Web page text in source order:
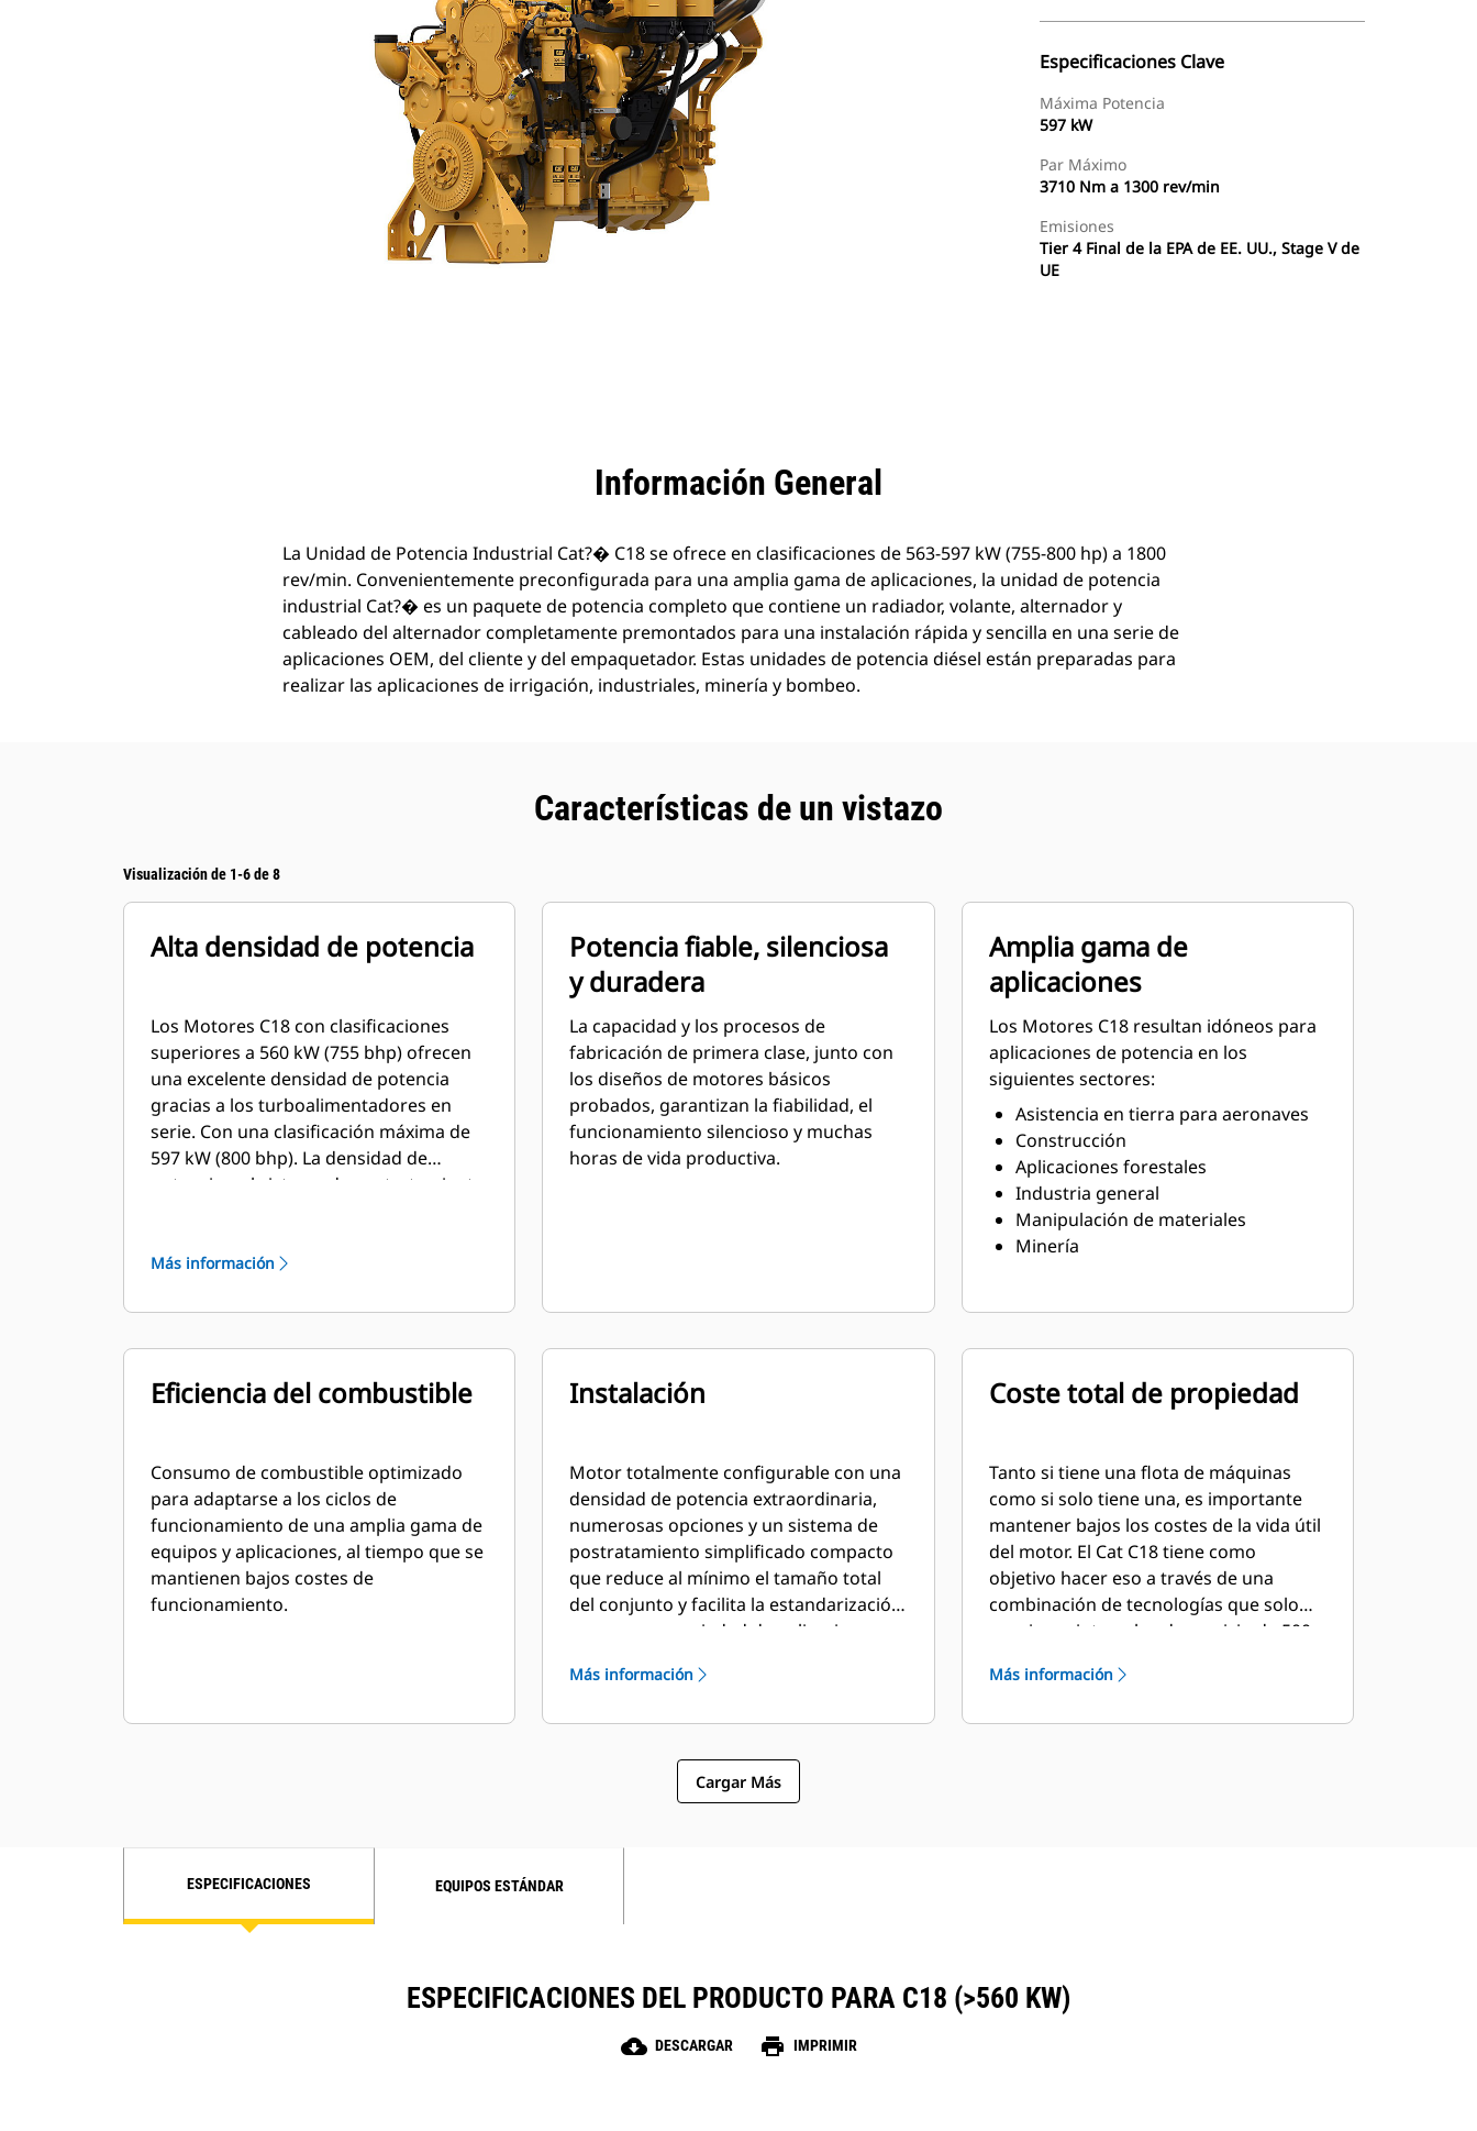
Especificaciones Clave
Máxima Potencia
597 kW
Par Máximo
3710 Nm a 1300 rev/min
Emisiones
Tier 4 Final de la EPA de EE. UU., Stage V de
UE
Información General
La Unidad de Potencia Industrial Cat?� C18 se ofrece en clasificaciones de 563-597 kW (755-800 hp) a 1800
rev/min. Convenientemente preconfigurada para una amplia gama de aplicaciones, la unidad de potencia
industrial Cat?� es un paquete de potencia completo que contiene un radiador, volante, alternador y
cableado del alternador completamente premontados para una instalación rápida y sencilla en una serie de
aplicaciones OEM, del cliente y del empaquetador. Estas unidades de potencia diésel están preparadas para
realizar las aplicaciones de irrigación, industriales, minería y bombeo.
Características de un vistazo
Visualización de 1-6 de 8
Alta densidad de potencia
Los Motores C18 con clasificaciones
superiores a 560 kW (755 bhp) ofrecen
una excelente densidad de potencia
gracias a los turboalimentadores en
serie. Con una clasificación máxima de
597 kW (800 bhp). La densidad de
potencia y el sistema de postratamiento
numerosas aplicaciones, además de
de mantenimiento y de los costes de
operación.
Más información
Potencia fiable, silenciosa
y duradera
La capacidad y los procesos de
fabricación de primera clase, junto con
los diseños de motores básicos
probados, garantizan la fiabilidad, el
funcionamiento silencioso y muchas
horas de vida productiva.
Amplia gama de
aplicaciones
Los Motores C18 resultan idóneos para
aplicaciones de potencia en los
siguientes sectores:
Asistencia en tierra para aeronaves
Construcción
Aplicaciones forestales
Industria general
Manipulación de materiales
Minería
Eficiencia del combustible
Consumo de combustible optimizado
para adaptarse a los ciclos de
funcionamiento de una amplia gama de
equipos y aplicaciones, al tiempo que se
mantienen bajos costes de
funcionamiento.
Instalación
Motor totalmente configurable con una
densidad de potencia extraordinaria,
numerosas opciones y un sistema de
postratamiento simplificado compacto
que reduce al mínimo el tamaño total
del conjunto y facilita la estandarización
en una gran variedad de aplicaciones.
Más información
Coste total de propiedad
Tanto si tiene una flota de máquinas
como si solo tiene una, es importante
mantener bajos los costes de la vida útil
del motor. El Cat C18 tiene como
objetivo hacer eso a través de una
combinación de tecnologías que solo
requieren intervalos de servicio de 500
consumo de fluidos para ser el más
Más información
Cargar Más
ESPECIFICACIONES EQUIPOS ESTÁNDAR
ESPECIFICACIONES DEL PRODUCTO PARA C18 (>560 KW)
cloud_download DESCARGAR print IMPRIMIR